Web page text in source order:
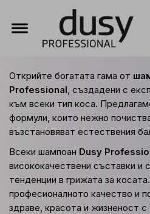
Открийте богатата гама от
Professional, създадени с
към всеки тип коса.
формули, които нежно
възстановяват естествения
Всеки шампоан Dusy
висококачествени съставки и
тенденции в грижата за
професионалното качество и
здраве, красота и жизненост с